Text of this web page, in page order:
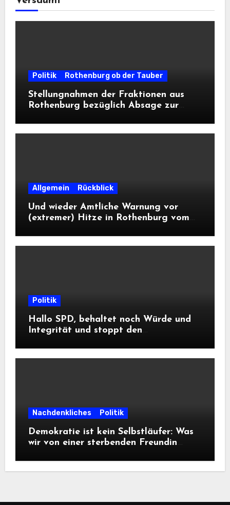
Politik Rothenburg ob der Tauber
Stellungnahmen der Fraktionen aus
Rothenburg bezüglich Absage zur
Allgemein Rückblick
Und wieder Amtliche Warnung vor
(extremer) Hitze in Rothenburg vom
Politik
Hallo SPD, behaltet noch Würde und
Integrität und stoppt den
Nachdenkliches Politik
Demokratie ist kein Selbstläufer: Was
wir von einer sterbenden Freundin